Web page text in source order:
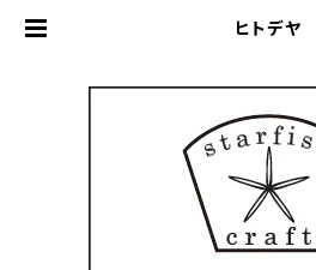
ヒトデヤ